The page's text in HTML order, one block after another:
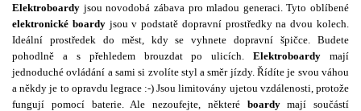
Elektroboardy jsou novodobá zábava pro mladou generaci. Tyto oblíbené
elektronické boardyjsou v podstatě dopravní prostředky na dvou kolech.
Ideální prostředek do měst, kdy se vyhnete dopravní špičce. Budete
pohodlně a s přehledem brouzdat po ulicích.Elektroboardy mají
jednoduché ovládání a sami si zvolíte styl a směr jízdy. Řídíte je svou váhou
a někdy je to opravdu legrace :-) Jsou limitovány ujetou vzdálenosti, protože
fungují pomocí baterie. Ale nezoufejte, některé boardymají součástí